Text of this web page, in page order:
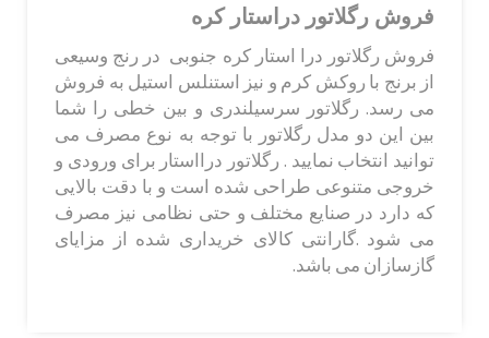
فروش رگلاتور دراستار کره
فروش رگلاتور درا استار کره جنوبی در رنج وسیعی
از برنج با روکش کرم و نیز استنلس استیل به فروش
می رسد. رگلاتور سرسیلندری و بین خطی را شما
بین این دو مدل رگلاتور با توجه به نوع مصرف می
توانید انتخاب نمایید . رگلاتور درااستار برای ورودی و
خروجی متنوعی طراحی شده است و با دقت بالایی
که دارد در صنایع مختلف و حتی نظامی نیز مصرف
می شود .گارانتی کالای خریداری شده از مزایای
گازسازان می باشد.